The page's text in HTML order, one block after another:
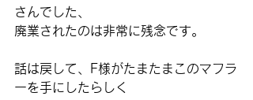
さんでした、
廃業されたのは非常に残念です。
話は戻して、F様がたまたまこのマフラ
ーを手にしたらしく